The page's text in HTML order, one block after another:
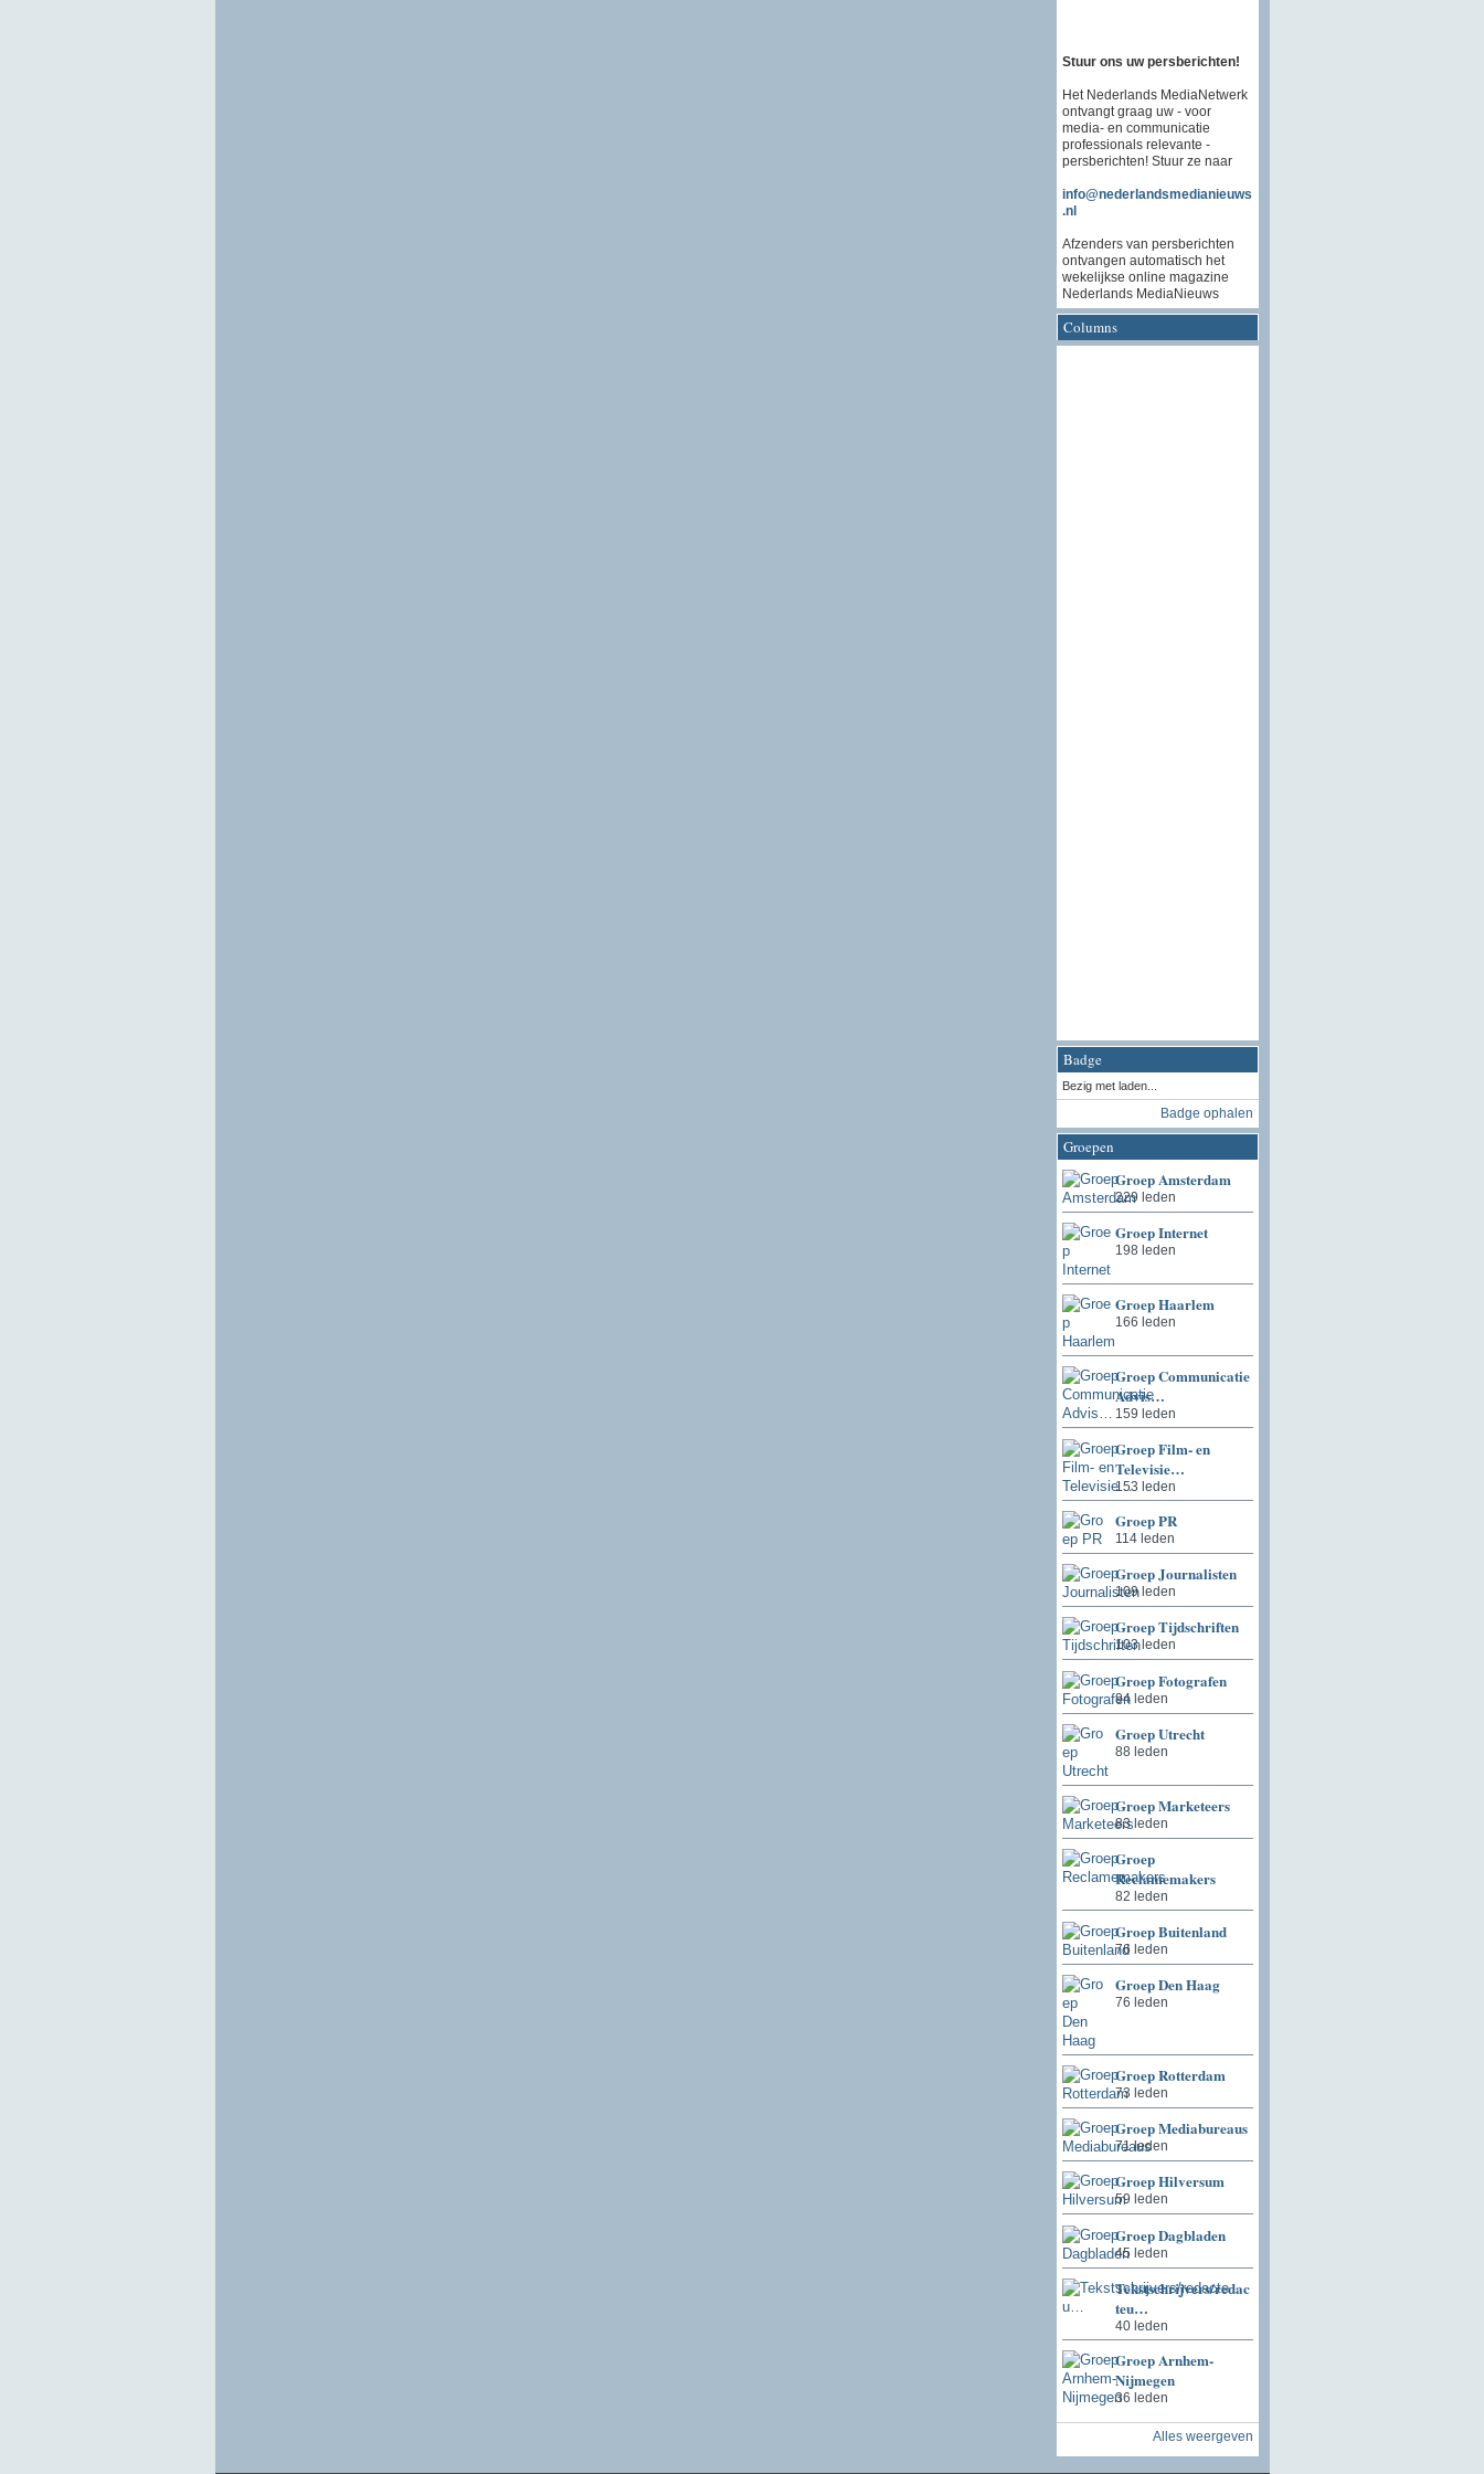
Stuur ons uw persberichten!
Het Nederlands MediaNetwerk
ontvangt graag uw - voor
media- en communicatie
professionals relevante -
persberichten! Stuur ze naar
info@nederlandsmedianieuws
.nl
Afzenders van persberichten
ontvangen automatisch het
wekelijkse online magazine
Nederlands MediaNieuws
Columns
Badge
Bezig met laden...
Badge ophalen
Groepen
Groep Amsterdam
229 leden
Groep Internet
198 leden
Groep Haarlem
166 leden
Groep Communicatie
Advis…
159 leden
Groep Film- en
Televisie…
153 leden
Groep PR
114 leden
Groep Journalisten
109 leden
Groep Tijdschriften
103 leden
Groep Fotografen
94 leden
Groep Utrecht
88 leden
Groep Marketeers
83 leden
Groep
Reclamemakers
82 leden
Groep Buitenland
76 leden
Groep Den Haag
76 leden
Groep Rotterdam
73 leden
Groep Mediabureaus
71 leden
Groep Hilversum
59 leden
Groep Dagbladen
45 leden
Tekstschrijvers/redac
teu…
40 leden
Groep Arnhem-
Nijmegen
36 leden
Alles weergeven